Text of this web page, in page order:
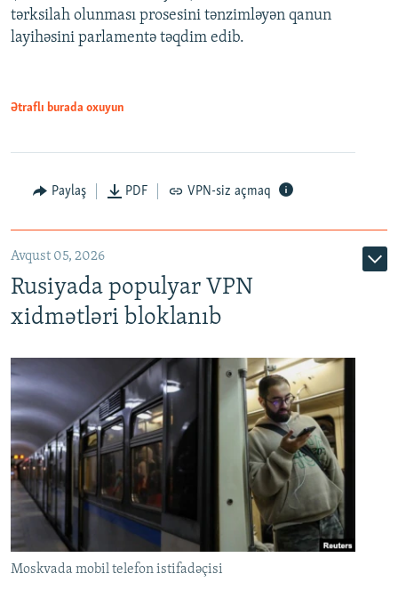
720p 1080p
tərksilah olunması prosesini tənzimləyən qanun
layihəsini parlamentə təqdim edib.
Ətraflı burada oxuyun
Paylaş PDF VPN-siz açmaq
Avqust 05, 2026
Rusiyada populyar VPN
xidmətləri bloklanıb
Moskvada mobil telefon istifadəçisi